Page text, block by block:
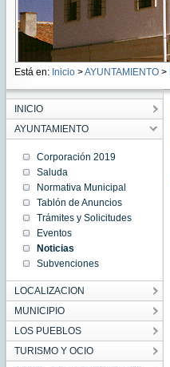
Está en: Inicio >AYUNTAMIENTO>
INICIO
AYUNTAMIENTO
Corporación 2019
Saluda
Normativa Municipal
Tablón de Anuncios
Trámites y Solicitudes
Eventos
Noticias
Subvenciones
LOCALIZACION
MUNICIPIO
LOS PUEBLOS
TURISMO Y OCIO